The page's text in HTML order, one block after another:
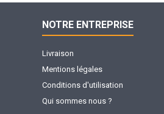
NOTRE ENTREPRISE
Livraison
Mentions légales
Conditions d'utilisation
Qui sommes nous ?